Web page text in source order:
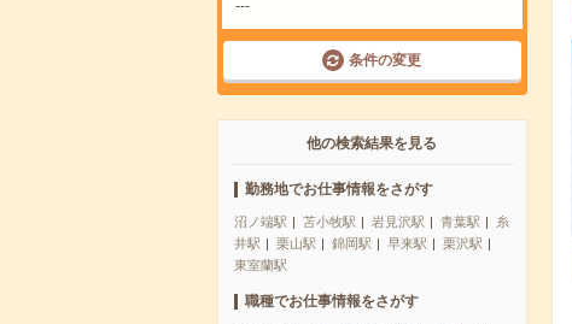
---
条件の変更
他の検索結果を見る
勤務地でお仕事情報をさがす
沼ノ端駅 苫小牧駅 岩見沢駅 青葉駅
糸
井駅
栗山駅 錦岡駅 早来駅
栗沢駅
東室蘭駅
職種でお仕事情報をさがす